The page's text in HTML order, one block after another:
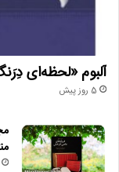
آلبوم «لحظه‌ای
5 روز پیش